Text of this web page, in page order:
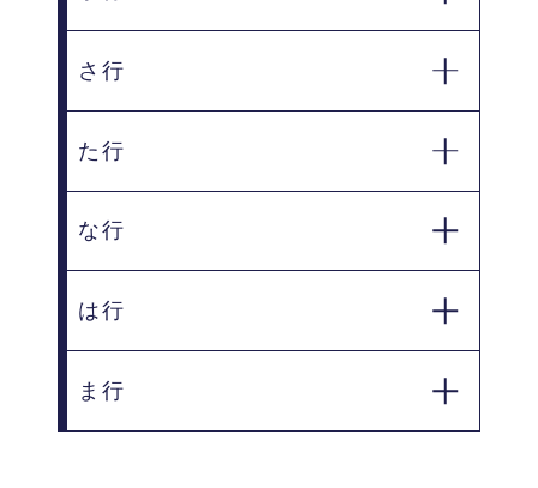
観音寺市
さ行
坂出市
善通寺市
た行
高松市
な行
仲多度郡琴平町
は行
東かがわ市
ま行